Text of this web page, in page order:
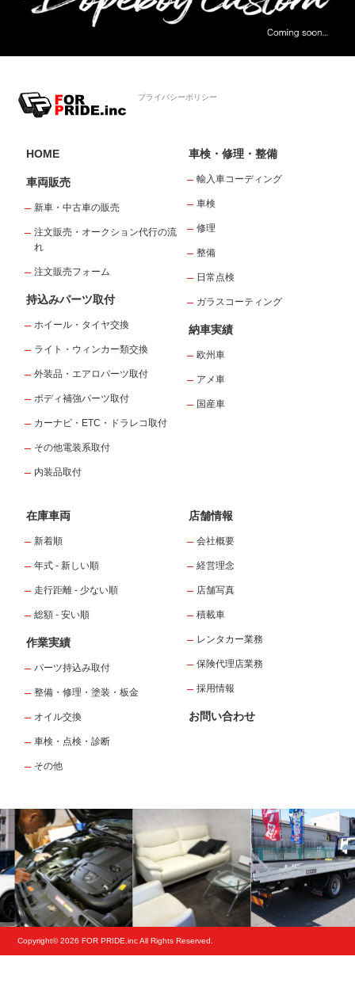
プライバシーポリシー
HOME
車両販売
新車・中古車の販売
注文販売・オークション代行の流
れ
注文販売フォーム
持込みパーツ取付
ホイール・タイヤ交換
ライト・ウィンカー類交換
外装品・エアロパーツ取付
ボディ補強パーツ取付
カーナビ・ETC・ドラレコ取付
その他電装系取付
内装品取付
車検・修理・整備
輸入車コーディング
車検
修理
整備
日常点検
ガラスコーティング
納車実績
欧州車
アメ車
国産車
在庫車両
新着順
年式 - 新しい順
走行距離 - 少ない順
総額 - 安い順
作業実績
パーツ持込み取付
整備・修理・塗装・板金
オイル交換
車検・点検・診断
その他
店舗情報
会社概要
経営理念
店舗写真
積載車
レンタカー業務
保険代理店業務
採用情報
お問い合わせ
Copyright© 2026 FOR PRIDE.inc All Rights Reserved.